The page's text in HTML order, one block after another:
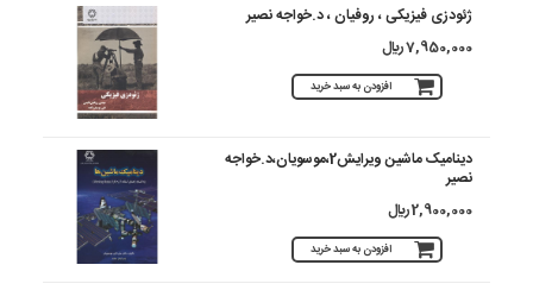
ژئودزی فیزیکی ، روفیان ، د.خواجه نصیر
7,950,000 ريال
افزودن به سبد خرید
دینامیک ماشین ویرایش2،موسویان،د.خواجه
نصیر
2,900,000 ريال
افزودن به سبد خرید